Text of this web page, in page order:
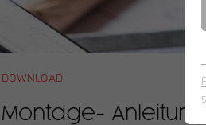
Montage-
DOWNLOAD